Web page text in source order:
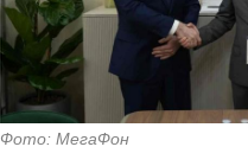
Фото: МегаФон